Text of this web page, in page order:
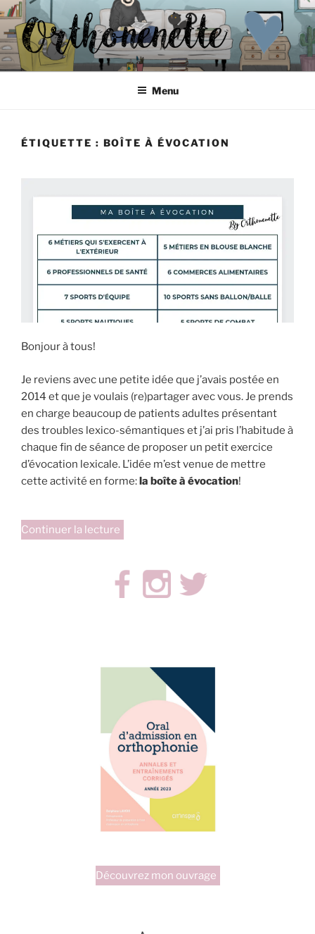
Aller
contenu
principal
ORTHONENETTE
Les p'tits carnets d'Orthonenette
Menu
ÉTIQUETTE : BOÎTE À ÉVOCATION
Bonjour à tous!
Je reviens avec une petite idée que j’avais postée en
2014 et que je voulais (re)partager avec vous. Je prends
en charge beaucoup de patients adultes présentant
des troubles lexico-sémantiques et j’ai pris l’habitude à
chaque fin de séance de proposer un petit exercice
d’évocation lexicale. L’idée m’est venue de mettre
cette activité en forme:la boîte à évocation!
Continuer la lecture
à
évocation
Découvrez mon ouvrage